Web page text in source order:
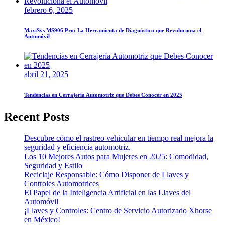
febrero 6, 2025
MaxiSys MS906 Pro: La Herramienta de Diagnóstico que Revoluciona el
Automóvil
abril 21, 2025
Tendencias en Cerrajería Automotriz que Debes Conocer en 2025
Recent Posts
Descubre cómo el rastreo vehicular en tiempo real mejora la
seguridad y eficiencia automotriz.
Los 10 Mejores Autos para Mujeres en 2025: Comodidad,
Seguridad y Estilo
Reciclaje Responsable: Cómo Disponer de Llaves y
Controles Automotrices
El Papel de la Inteligencia Artificial en las Llaves del
Automóvil
¡Llaves y Controles: Centro de Servicio Autorizado Xhorse
en México!